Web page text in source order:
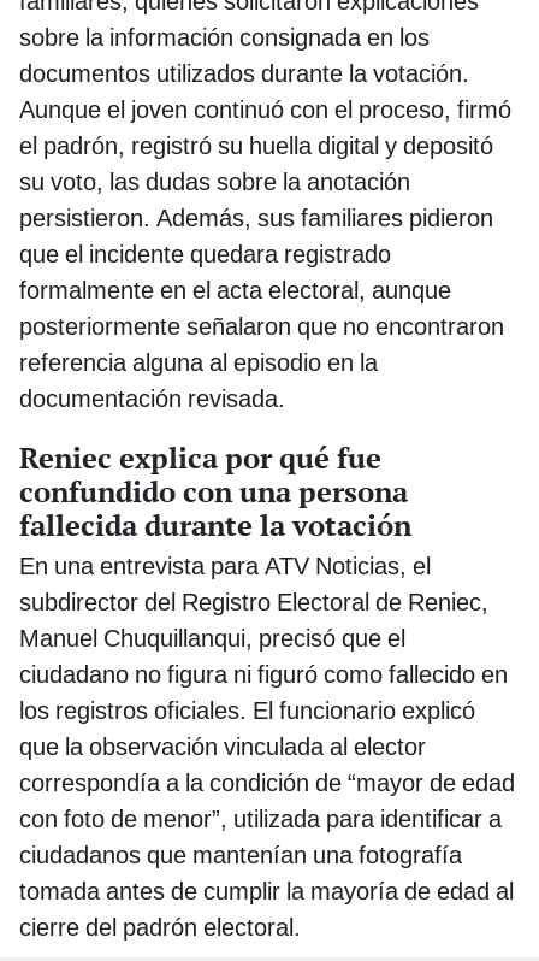
sobre la información consignada en los
documentos utilizados durante la votación.
Aunque el joven continuó con el proceso, firmó
el padrón, registró su huella digital y depositó
su voto, las dudas sobre la anotación
persistieron. Además, sus familiares pidieron
que el incidente quedara registrado
formalmente en el acta electoral, aunque
posteriormente señalaron que no encontraron
referencia alguna al episodio en la
documentación revisada.
Reniec explica por qué fue
confundido con una persona
fallecida durante la votación
En una entrevista para ATV Noticias, el
subdirector del Registro Electoral de Reniec,
Manuel Chuquillanqui, precisó que el
ciudadano no figura ni figuró como fallecido en
los registros oficiales. El funcionario explicó
que la observación vinculada al elector
correspondía a la condición de “mayor de edad
con foto de menor”, utilizada para identificar a
ciudadanos que mantenían una fotografía
tomada antes de cumplir la mayoría de edad al
cierre del padrón electoral.